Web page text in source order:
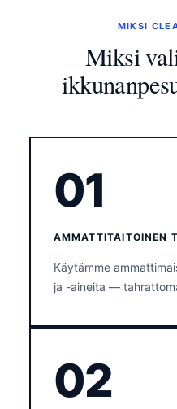
MIKSI
Miksi
01
AMMATTITAITOINEN
Käytämme
ja -aineita —
02